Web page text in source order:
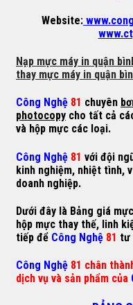
Website:
Nạp mực máy in quận
thay mực máy in quận
Công Nghệ 81 chuyên
photocopy cho tất cả
và hộp mực các loại.
Công Nghệ 81 với đội
kinh nghiệm, nhiệt tình,
doanh nghiệp.
Dưới đây là Bảng giá
hộp mực thay thế, linh
tiếp để Công Nghệ 81 tư
Công Nghệ 81 chân
dịch vụ và sản phẩm của